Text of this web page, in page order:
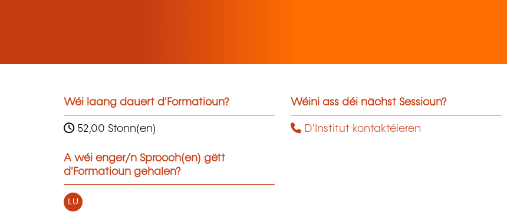
Wéi laang dauert d'Formatioun?
52,00 Stonn(en)
A wéi enger/n Sprooch(en) gëtt
d'Formatioun gehalen?
LU
Wéini ass déi nächst Sessioun?
D'Institut kontaktéieren